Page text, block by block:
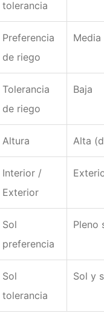
tolerancia
Preferencia
de riego
Media
Tolerancia
de riego
Baja
Altura Alta
Interior /
Exterior
Sol
preferencia
Pleno
Sol
tolerancia
Sol y